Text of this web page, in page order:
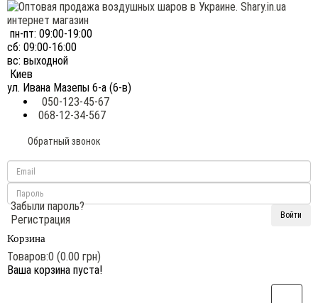
пн-пт: 09:00-19:00
сб: 09:00-16:00
вс: выходной
Киев
ул. Ивана Мазепы 6-а (6-в)
050-123-45-67
068-12-34-567
Обратный звонок
Забыли пароль?
Регистрация
Корзина
Товаров:0 (0.00 грн)
Ваша корзина пуста!